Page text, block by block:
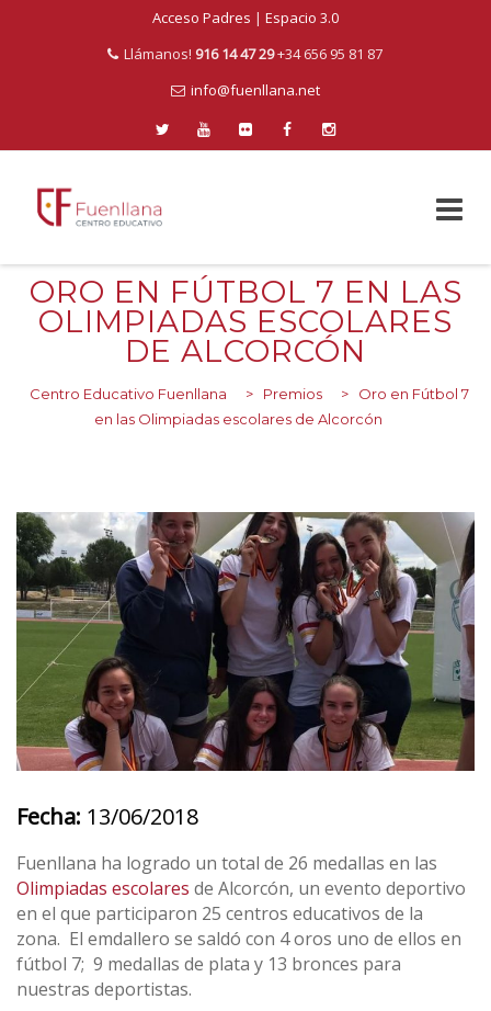
Acceso Padres | Espacio 3.0
Llámanos! 916 14 47 29+34 656 95 81 87
info@fuenllana.net
Skip
to
content
ORO EN FÚTBOL 7 EN LAS
OLIMPIADAS ESCOLARES
DE ALCORCÓN
Centro Educativo Fuenllana > Premios >
Oro en Fútbol 7
en las Olimpiadas escolares de Alcorcón
Fecha: 13/06/2018
Fuenllana ha logrado un total de 26 medallas en las
Olimpiadas escolares de Alcorcón, un evento deportivo
en el que participaron 25 centros educativos de la
zona. El emdallero se saldó con 4 oros uno de ellos en
fútbol 7; 9 medallas de plata y 13 bronces para
nuestras deportistas.